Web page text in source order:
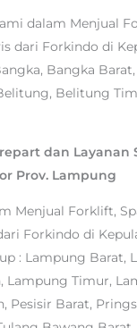
dalam Menjual
dari Forkindo di
Bangka
Belitung
dan Layanan
Prov. Lampung
Menjual Forklift,
Forkindo di
: Lampung Barat,
Lampung Timur,
Pesisir Barat,